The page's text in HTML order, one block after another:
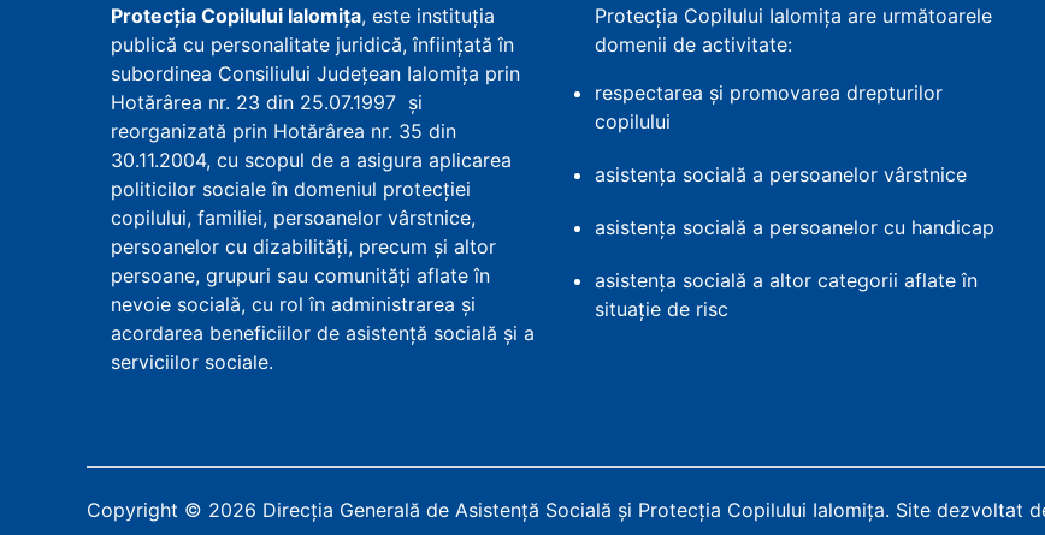
Protecţia Copilului Ialomița, este instituţia
publică cu personalitate juridică, înfiinţată în
subordinea Consiliului Județean Ialomița prin
Hotărârea nr. 23 din 25.07.1997 şi
reorganizată prin Hotărârea nr. 35 din
30.11.2004, cu scopul de a asigura aplicarea
politicilor sociale în domeniul protecţiei
copilului, familiei, persoanelor vârstnice,
persoanelor cu dizabilităţi, precum şi altor
persoane, grupuri sau comunităţi aflate în
nevoie socială, cu rol în administrarea şi
acordarea beneficiilor de asistenţă socială şi a
serviciilor sociale.
Protecția Copilului Ialomița are următoarele
domenii de activitate:
respectarea și promovarea drepturilor
copilului
asistența socială a persoanelor vârstnice
asistența socială a persoanelor cu handicap
asistența socială a altor categorii aflate în
situație de risc
Copyright © 2026 Direcția Generală de Asistență Socială și Protecția Copilului Ialomița. Site dezvoltat